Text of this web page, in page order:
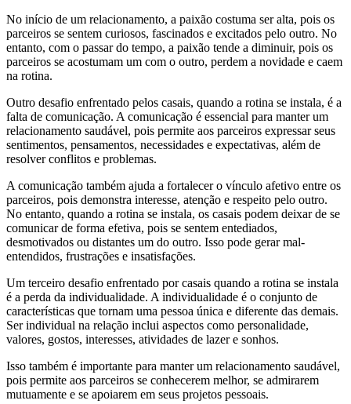
No início de um relacionamento, a paixão costuma ser alta, pois os
parceiros se sentem curiosos, fascinados e excitados pelo outro. No
entanto, com o passar do tempo, a paixão tende a diminuir, pois os
parceiros se acostumam um com o outro, perdem a novidade e caem
na rotina.
Outro desafio enfrentado pelos casais, quando a rotina se instala, é a
falta de comunicação. A comunicação é essencial para manter um
relacionamento saudável, pois permite aos parceiros expressar seus
sentimentos, pensamentos, necessidades e expectativas, além de
resolver conflitos e problemas.
A comunicação também ajuda a fortalecer o vínculo afetivo entre os
parceiros, pois demonstra interesse, atenção e respeito pelo outro.
No entanto, quando a rotina se instala, os casais podem deixar de se
comunicar de forma efetiva, pois se sentem entediados,
desmotivados ou distantes um do outro. Isso pode gerar mal-
entendidos, frustrações e insatisfações.
Um terceiro desafio enfrentado por casais quando a rotina se instala
é a perda da individualidade. A individualidade é o conjunto de
características que tornam uma pessoa única e diferente das demais.
Ser individual na relação inclui aspectos como personalidade,
valores, gostos, interesses, atividades de lazer e sonhos.
Isso também é importante para manter um relacionamento saudável,
pois permite aos parceiros se conhecerem melhor, se admirarem
mutuamente e se apoiarem em seus projetos pessoais.